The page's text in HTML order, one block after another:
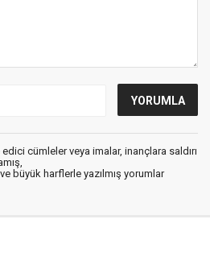
cümleler veya imalar, inançlara saldırı
büyük harflerle yazılmış yorumlar